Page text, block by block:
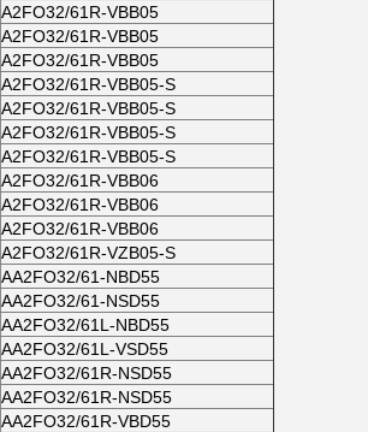
A2FO32/61R-VBB05
A2FO32/61R-VBB05
A2FO32/61R-VBB05
A2FO32/61R-VBB05-S
A2FO32/61R-VBB05-S
A2FO32/61R-VBB05-S
A2FO32/61R-VBB05-S
A2FO32/61R-VBB06
A2FO32/61R-VBB06
A2FO32/61R-VBB06
A2FO32/61R-VZB05-S
AA2FO32/61-NBD55
AA2FO32/61-NSD55
AA2FO32/61L-NBD55
AA2FO32/61L-VSD55
AA2FO32/61R-NSD55
AA2FO32/61R-NSD55
AA2FO32/61R-VBD55